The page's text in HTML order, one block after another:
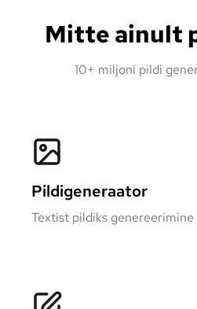
Mitte ainult
10+ miljoni pildi
Pildigeneraator
Textist pildiks genereerimine